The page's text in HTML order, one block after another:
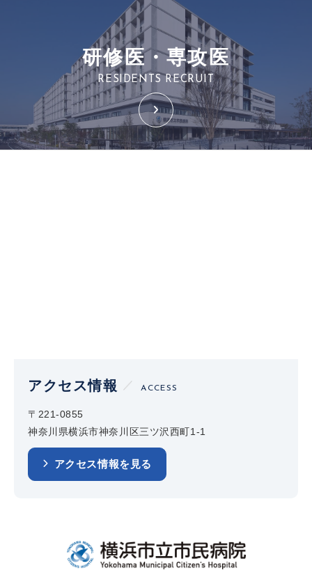
研修医・専攻医
RESIDENTS RECRUIT
アクセス情報 ACCESS
〒221-0855
神奈川県横浜市神奈川区三ツ沢西町1-1
アクセス情報を見る